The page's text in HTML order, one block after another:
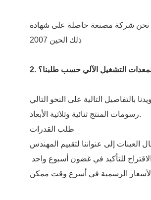
نحن شركة مصنعة حاصلة على شهادة CE وISO متخصصة في معدات التشغيل الآلي R&د والتصنيع في مجالات المفاتيح والمحركات ومراوح التبريد والطبية وغيرها من المجالات الصناعية منذ
ذلك الحين 2007
التشغيل الآلي حسب طلبنا؟
رسومات المنتج ثنائية وثلاثية الأبعاد.
طلب القدرات